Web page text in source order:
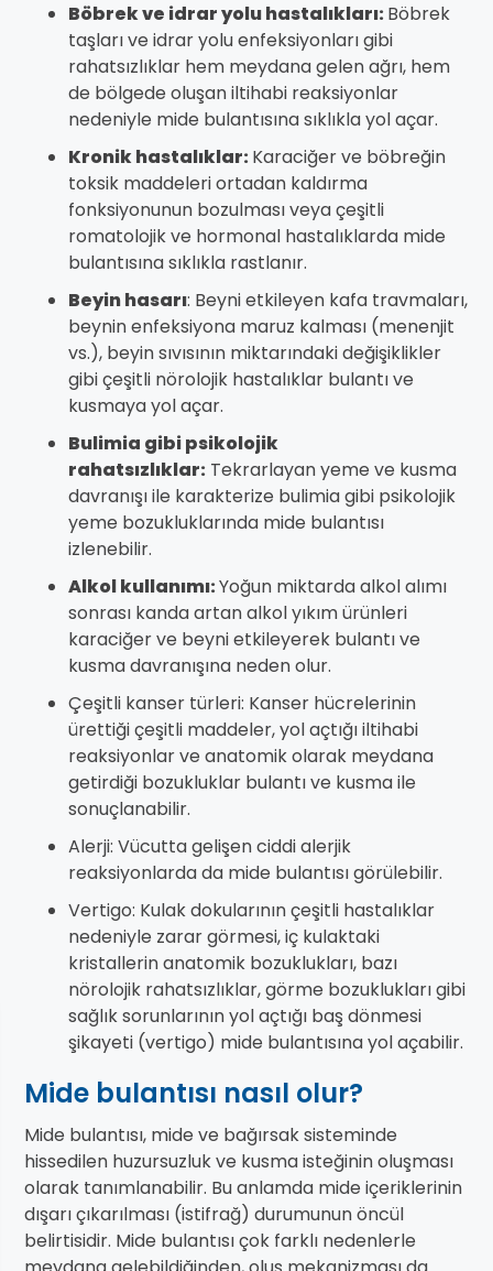
Böbrek ve idrar yolu hastalıkları:Böbrek
taşları ve idrar yolu enfeksiyonları gibi
rahatsızlıklar hem meydana gelen ağrı, hem
de bölgede oluşan iltihabi reaksiyonlar
nedeniyle mide bulantısına sıklıkla yol açar.
Kronik hastalıklar:Karaciğer ve böbreğin
toksik maddeleri ortadan kaldırma
fonksiyonunun bozulması veya çeşitli
romatolojik ve hormonal hastalıklarda mide
bulantısına sıklıkla rastlanır.
Beyin hasarı: Beyni etkileyen kafa travmaları,
beynin enfeksiyona maruz kalması (menenjit
vs.), beyin sıvısının miktarındaki değişiklikler
gibi çeşitli nörolojik hastalıklar bulantı ve
kusmaya yol açar.
Bulimia gibi psikolojik
rahatsızlıklar: Tekrarlayan yeme ve kusma
davranışı ile karakterize bulimia gibi psikolojik
yeme bozukluklarında mide bulantısı
izlenebilir.
Alkol kullanımı:Yoğun miktarda alkol alımı
sonrası kanda artan alkol yıkım ürünleri
karaciğer ve beyni etkileyerek bulantı ve
kusma davranışına neden olur.
Çeşitli kanser türleri: Kanser hücrelerinin
ürettiği çeşitli maddeler, yol açtığı iltihabi
reaksiyonlar ve anatomik olarak meydana
getirdiği bozukluklar bulantı ve kusma ile
sonuçlanabilir.
Alerji: Vücutta gelişen ciddi alerjik
reaksiyonlarda da mide bulantısı görülebilir.
Vertigo: Kulak dokularının çeşitli hastalıklar
nedeniyle zarar görmesi, iç kulaktaki
kristallerin anatomik bozuklukları, bazı
nörolojik rahatsızlıklar, görme bozuklukları gibi
sağlık sorunlarının yol açtığı baş dönmesi
şikayeti (vertigo) mide bulantısına yol açabilir.
Mide bulantısı nasıl olur?
Mide bulantısı, mide ve bağırsak sisteminde
hissedilen huzursuzluk ve kusma isteğinin oluşması
olarak tanımlanabilir. Bu anlamda mide içeriklerinin
dışarı çıkarılması (istifrağ) durumunun öncül
belirtisidir. Mide bulantısı çok farklı nedenlerle